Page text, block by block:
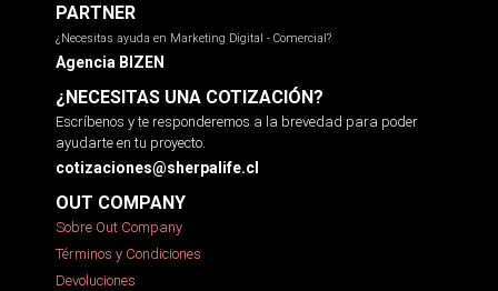
PARTNER
¿Necesitas ayuda en Marketing Digital - Comercial?
Agencia BIZEN
¿NECESITAS UNA COTIZACIÓN?
Escríbenos y te responderemos a la brevedad para poder
ayudarte en tu proyecto.
cotizaciones@sherpalife.cl
OUT COMPANY
Sobre Out Company
Términos y Condiciones
Devoluciones